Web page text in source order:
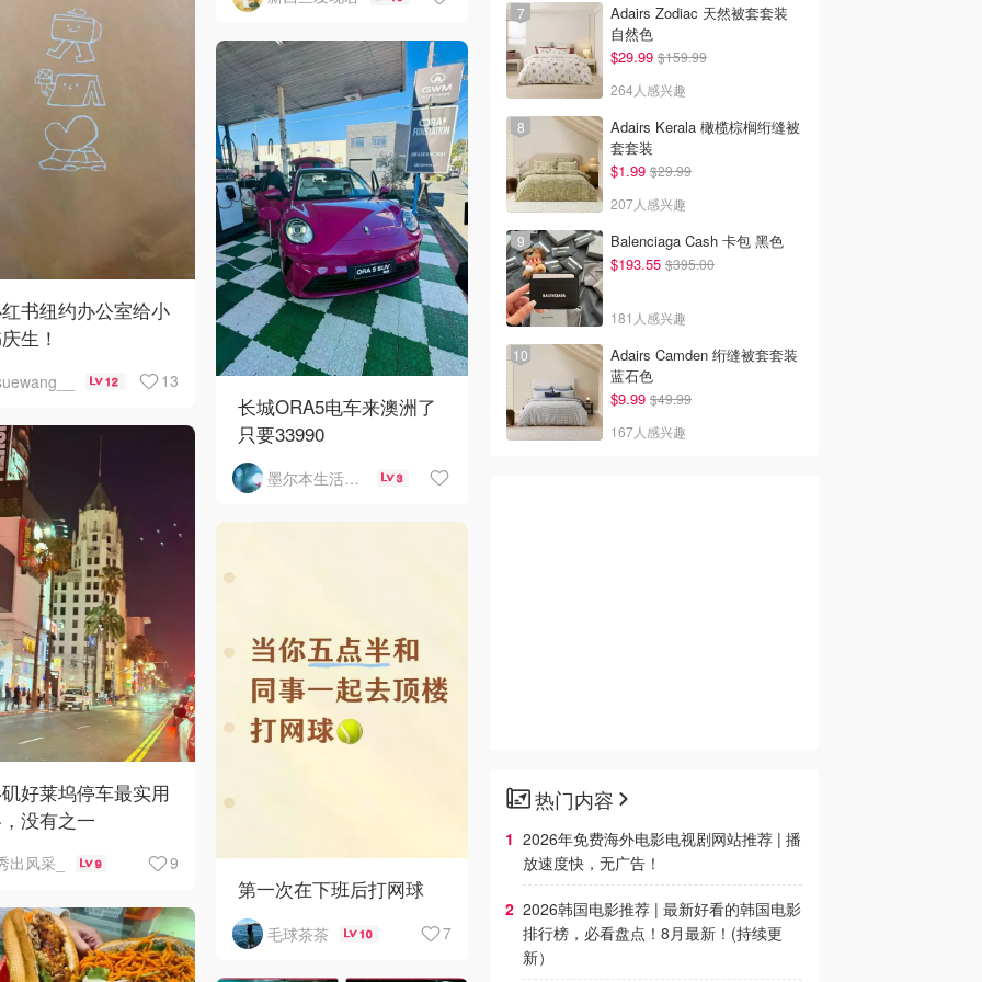
书纽约办公室给小
生！
12 13
长城ORA5电车来澳洲了
只要33990
墨尔本生活指南 3
好莱坞停车最实用
没有之一
出风采_ 9 9
第一次在下班后打网球
毛球茶茶 10 7
Adairs Zodiac 天然被套套装
自然色
$29.99 $159.99
264人感兴趣
Adairs Kerala 橄榄棕榈绗缝被
套套装
$1.99 $29.99
207人感兴趣
Balenciaga Cash 卡包 黑色
$193.55 $395.00
181人感兴趣
Adairs Camden 绗缝被套套装
蓝石色
$9.99 $49.99
167人感兴趣
热门内容
2026年免费海外电影电视剧网站推荐 | 播
放速度快，无广告！
2026韩国电影推荐 | 最新好看的韩国电影
排行榜，必看盘点！8月最新！(持续更
新）